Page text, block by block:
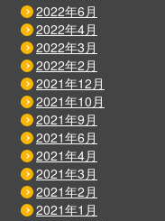
2022年6月
2022年4月
2022年3月
2022年2月
2021年12月
2021年10月
2021年9月
2021年6月
2021年4月
2021年3月
2021年2月
2021年1月